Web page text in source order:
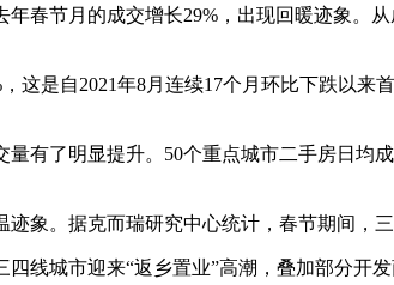
节月的成交增长29%，出现回暖迹象。从
是自2021年8月连续17个月环比下跌以来
了明显提升。50个重点城市二手房日均
。据克而瑞研究中心统计，春节期间，三
城市迎来“返乡置业”高潮，叠加部分开